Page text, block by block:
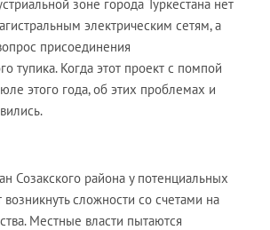
зоне города Туркестана нет
электрическим сетям, а
присоединения
тупика. Когда этот проект с помпой
этого года, об этих проблемах и
Созакского района у потенциальных
возникнуть сложности со счетами на
Местные власти пытаются